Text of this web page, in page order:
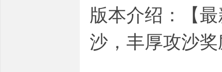
版本介绍：【
沙，丰厚攻沙